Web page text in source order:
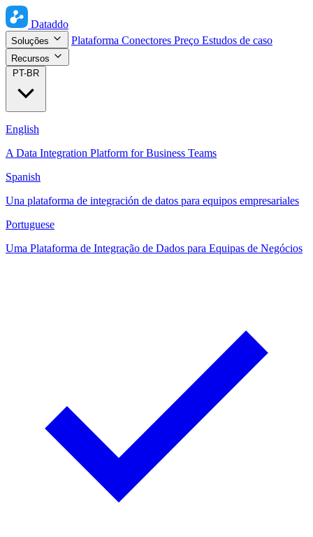
Dataddo
Soluções Plataforma Conectores Preço Estudos de caso
Recursos
PT-BR
English
A Data Integration Platform for Business Teams
Spanish
Una plataforma de integración de datos para equipos empresariales
Portuguese
Uma Plataforma de Integração de Dados para Equipas de Negócios